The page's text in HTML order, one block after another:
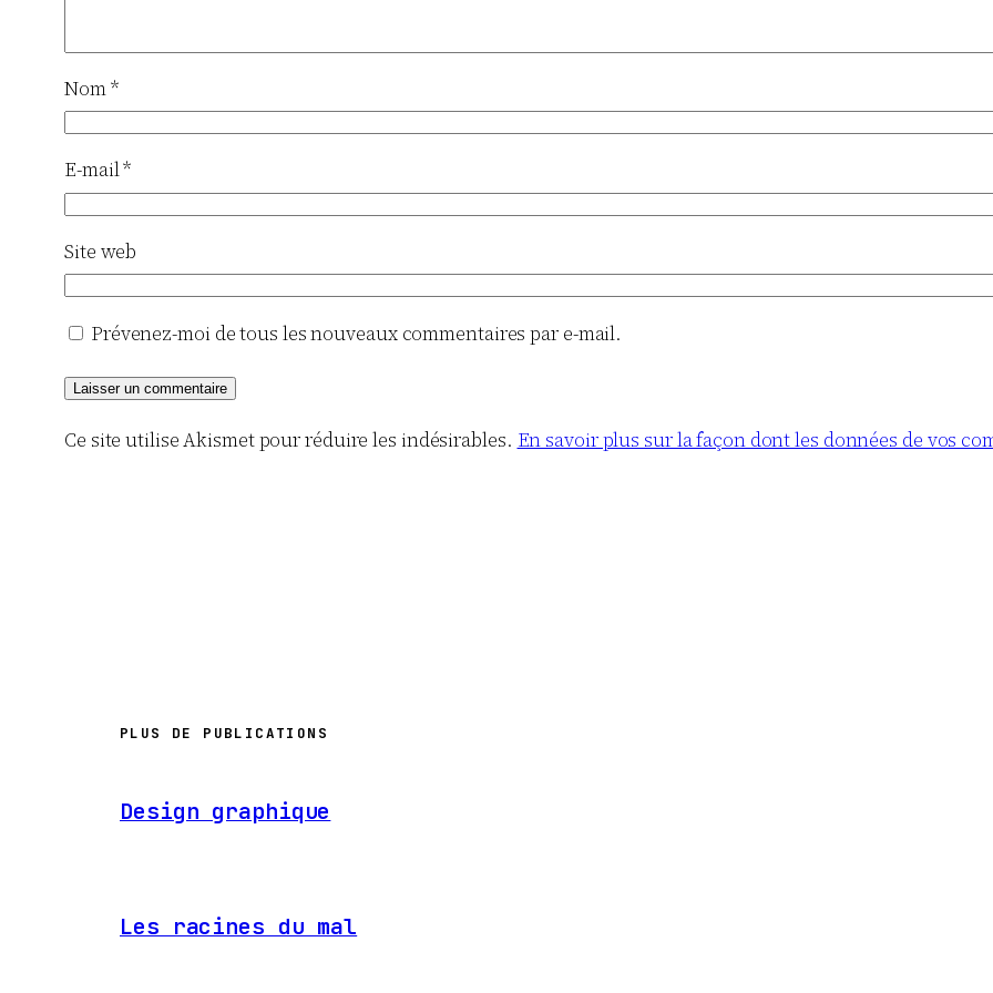
Nom*
E-mail*
Site web
Prévenez-moi de tous les nouveaux commentaires par e-mail.
Ce site utilise Akismet pour réduire les indésirables. En savoir plus sur la façon dont les données de vos
PLUS DE PUBLICATIONS
Design graphique
Les racines du mal